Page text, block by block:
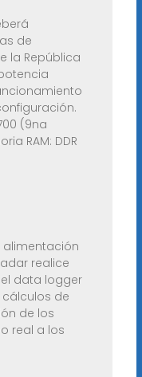
de
la República
(9na
RAM: DDR
alimentación
realice
data logger
de
de los
real a los